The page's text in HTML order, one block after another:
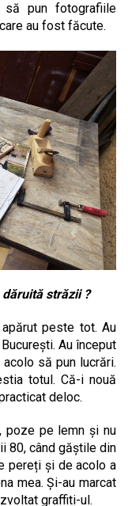
pun fotografiile
au fost făcute.
străzii ?
peste tot. Au
Au început
să pun lucrări.
totul. Că-i nouă
deloc.
poze pe lemn și nu
80, când găștile din
pereți și de acolo a
mea. Și-au marcat
graffiti-ul.